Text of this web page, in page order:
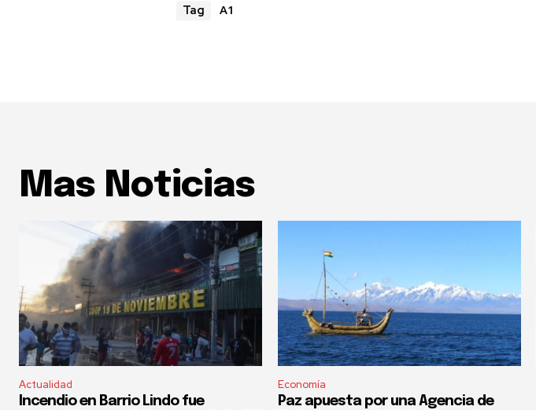
Tag A1
Mas Noticias
Actualidad
Incendio en Barrio Lindo fue
Economía
Paz apuesta por una Agencia de